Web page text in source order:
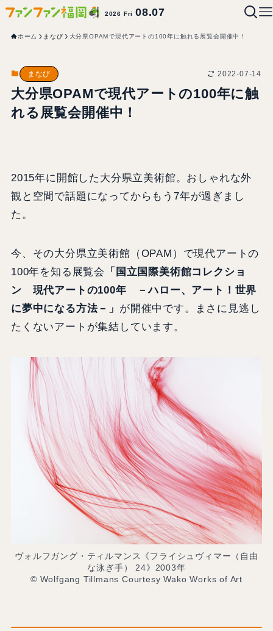
2026 Fri08.07
ホーム まなび 大分県OPAMで現代アートの100年に触れる展覧会開催中！
まなび 2022-07-14
大分県OPAMで現代アートの100年に触
れる展覧会開催中！
2015年に開館した大分県立美術館。おしゃれな外
観と空間で話題になってからもう7年が過ぎまし
た。
今、その大分県立美術館（OPAM）で現代アートの
100年を知る展覧会
「国立国際美術館コレクショ
ン 現代アートの100年 －ハロー、アート！世界
に夢中になる方法－」 が開催中です。まさに見逃し
たくないアートが集結しています。
ヴォルフガング・ティルマンス《フライシュヴィマー（自由
な泳ぎ手） 24》2003年
© Wolfgang Tillmans Courtesy Wako Works of Art